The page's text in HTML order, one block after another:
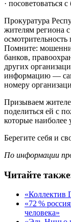
· посоветоваться
Прокуратура
жителям региона
Помните:
банков,
других
информацию —
номеру
Призываем
поделиться ей с
которые
Берегите себя и
По информации
Читайте
«72 %
человека»